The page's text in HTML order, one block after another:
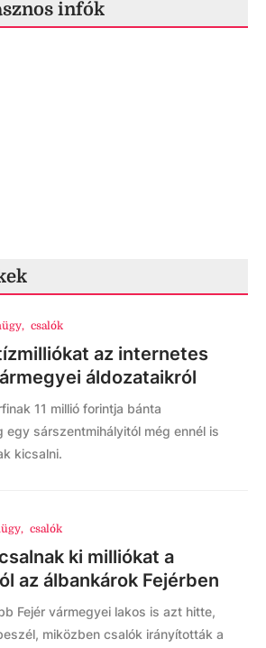
infók
, csalók
az internetes
áldozataikról
11 millió forintja bánta
egy sárszentmihályitól még ennél is
kicsalni.
, csalók
ki milliókat a
az álbankárok Fejérben
Fejér vármegyei lakos is azt hitte,
miközben csalók irányították a